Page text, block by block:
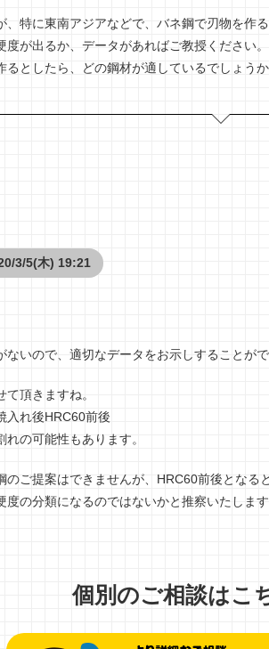
、特に東南アジアなどで、バネ鋼で刃物を作
が出るか、データがあればご教授ください。
としたら、どの鋼材が適しているでしょうか
3/5(木) 19:21
いので、適切なデータをお示しすることが
頂きますね。
入れ後HRC60前後
の可能性もあります。
ご提案はできませんが、HRC60前後となると
の分類になるのではないかと推察いたします
個別のご相談はこ